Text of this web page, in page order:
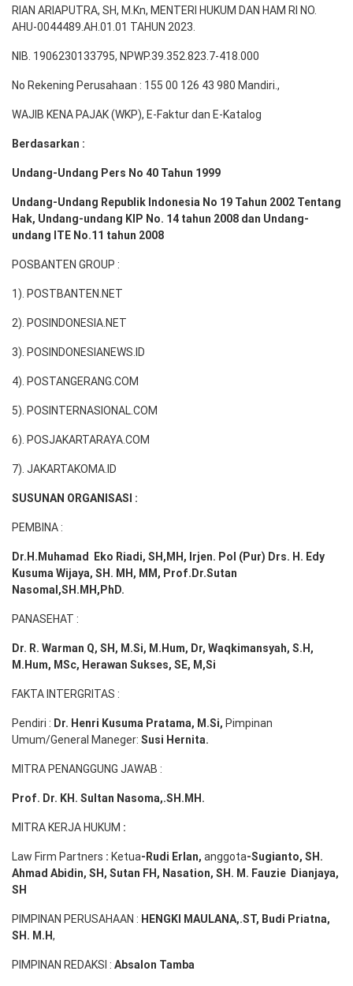
RIAN ARIAPUTRA, SH, M.Kn, MENTERI HUKUM DAN HAM RI NO.
AHU-0044489.AH.01.01 TAHUN 2023.
NIB. 1906230133795, NPWP.39.352.823.7-418.000
No Rekening Perusahaan : 155 00 126 43 980 Mandiri.,
WAJIB KENA PAJAK (WKP), E-Faktur dan E-Katalog
Berdasarkan :
Undang-Undang Pers No 40 Tahun 1999
Undang-Undang Republik Indonesia No 19 Tahun 2002 Tentang
Hak, Undang-undang KIP No. 14 tahun 2008 dan Undang-
undang ITE No.11 tahun 2008
POSBANTEN GROUP :
1). POSTBANTEN.NET
2). POSINDONESIA.NET
3). POSINDONESIANEWS.ID
4). POSTANGERANG.COM
5). POSINTERNASIONAL.COM
6). POSJAKARTARAYA.COM
7). JAKARTAKOMA.ID
SUSUNAN ORGANISASI :
PEMBINA :
Dr.H.Muhamad Eko Riadi, SH,MH, Irjen. Pol (Pur) Drs. H. Edy
Kusuma Wijaya, SH. MH, MM, Prof.Dr.Sutan
Nasomal,SH.MH,PhD.
PANASEHAT :
Dr. R. Warman Q, SH, M.Si, M.Hum, Dr, Waqkimansyah, S.H,
M.Hum, MSc, Herawan Sukses, SE, M,Si
FAKTA INTERGRITAS :
Pendiri : Dr. Henri Kusuma Pratama, M.Si, Pimpinan
Umum/General Maneger: Susi Hernita.
MITRA PENANGGUNG JAWAB :
Prof. Dr. KH. Sultan Nasoma,.SH.MH.
MITRA KERJA HUKUM :
Law Firm Partners : Ketua-Rudi Erlan, anggota-Sugianto, SH.
Ahmad Abidin, SH, Sutan FH, Nasation, SH. M. Fauzie Dianjaya,
SH
PIMPINAN PERUSAHAAN : HENGKI MAULANA,.ST, Budi Priatna,
SH. M.H,
PIMPINAN REDAKSI : Absalon Tamba